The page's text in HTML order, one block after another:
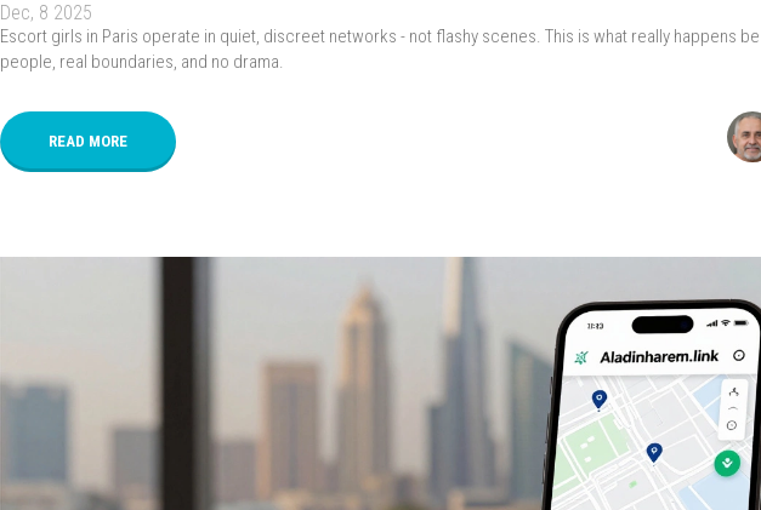
Dec, 8 2025
Escort girls in Paris operate in quiet, discreet networks - not flashy scenes. This is what really happens
people, real boundaries, and no drama.
READ MORE